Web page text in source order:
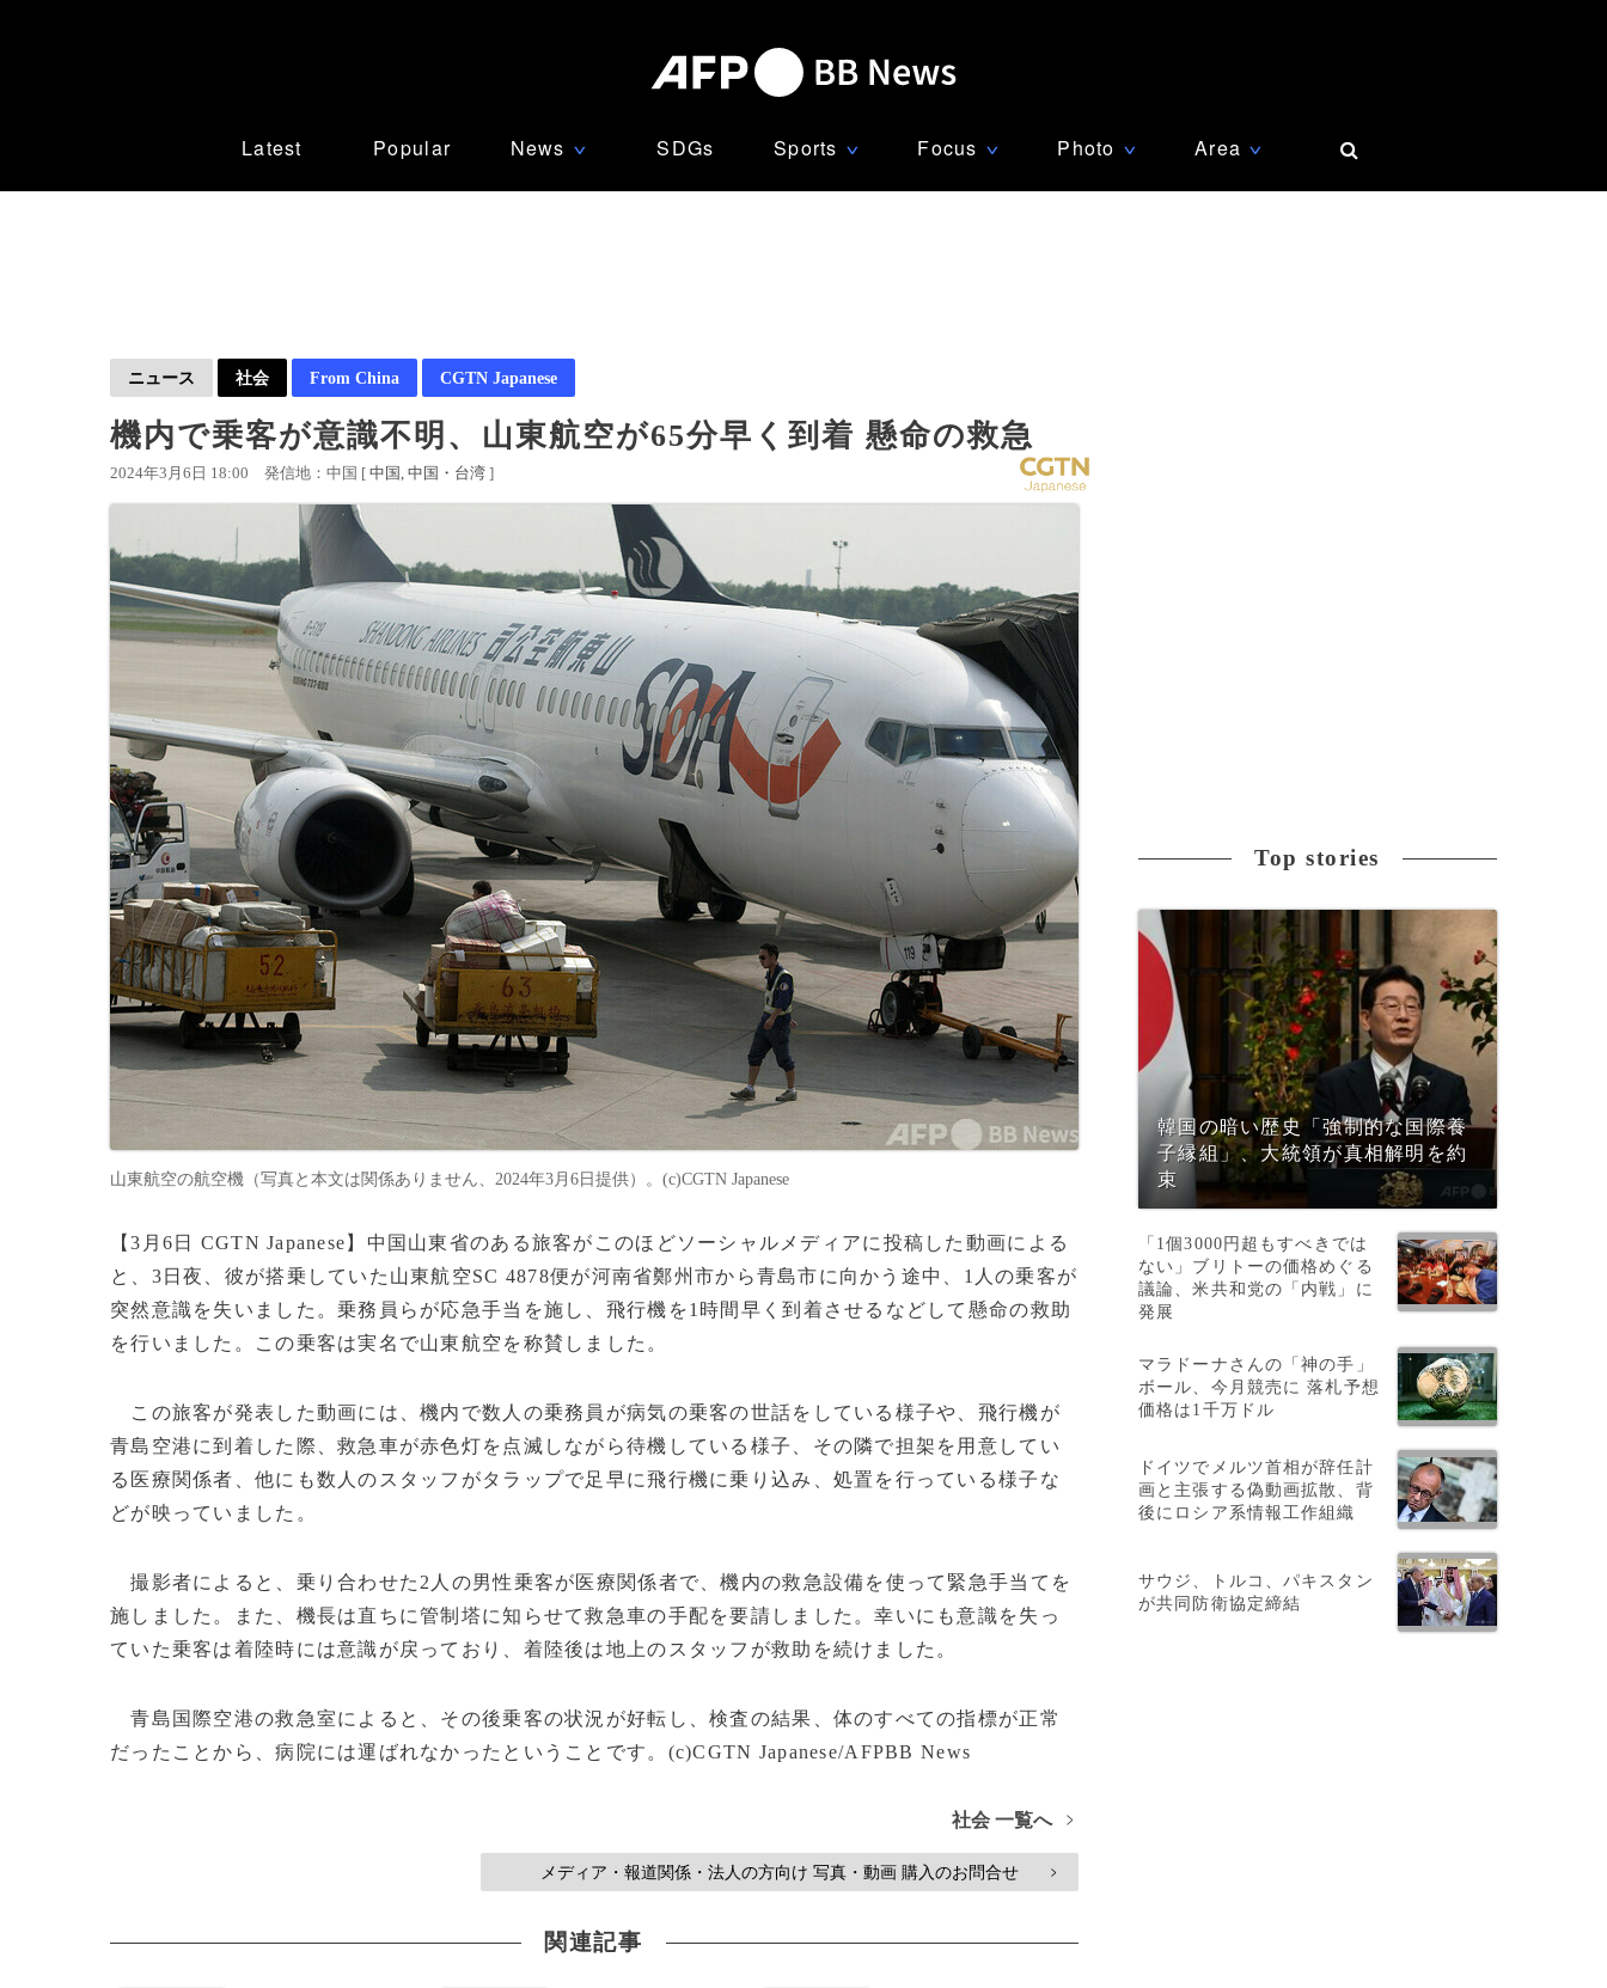
Latest Popular News ∨ SDGs Sports ∨ Focus ∨ Photo ∨ Area ∨
ニュース 社会 From China CGTN Japanese
機内で乗客が意識不明、山東航空が65分早く到着 懸命の救急
2024年3月6日 18:00 発信地：中国 [ 中国 中国・台湾 ]
山東航空の航空機（写真と本文は関係ありません、2024年3月6日提供）。(c)CGTN Japanese
【3月6日 CGTN Japanese】中国山東省のある旅客がこのほどソーシャルメディアに投稿した動画による
と、3日夜、彼が搭乗していた山東航空SC 4878便が河南省鄭州市から青島市に向かう途中、1人の乗客が
突然意識を失いました。乗務員らが応急手当を施し、飛行機を1時間早く到着させるなどして懸命の救助
を行いました。この乗客は実名で山東航空を称賛しました。
この旅客が発表した動画には、機内で数人の乗務員が病気の乗客の世話をしている様子や、飛行機が
青島空港に到着した際、救急車が赤色灯を点滅しながら待機している様子、その隣で担架を用意してい
る医療関係者、他にも数人のスタッフがタラップで足早に飛行機に乗り込み、処置を行っている様子な
どが映っていました。
撮影者によると、乗り合わせた2人の男性乗客が医療関係者で、機内の救急設備を使って緊急手当てを
施しました。また、機長は直ちに管制塔に知らせて救急車の手配を要請しました。幸いにも意識を失っ
ていた乗客は着陸時には意識が戻っており、着陸後は地上のスタッフが救助を続けました。
青島国際空港の救急室によると、その後乗客の状況が好転し、検査の結果、体のすべての指標が正常
だったことから、病院には運ばれなかったということです。(c)CGTN Japanese/AFPBB News
社会 一覧へ >
メディア・報道関係・法人の方向け 写真・動画 購入のお問合せ >
関連記事
Top stories
韓国の暗い歴史「強制的な国際養
子縁組」、大統領が真相解明を約
束
「1個3000円超もすべきでは
ない」ブリトーの価格めぐる
議論、米共和党の「内戦」に
発展
マラドーナさんの「神の手」
ボール、今月競売に 落札予想
価格は1千万ドル
ドイツでメルツ首相が辞任計
画と主張する偽動画拡散、背
後にロシア系情報工作組織
サウジ、トルコ、パキスタン
が共同防衛協定締結